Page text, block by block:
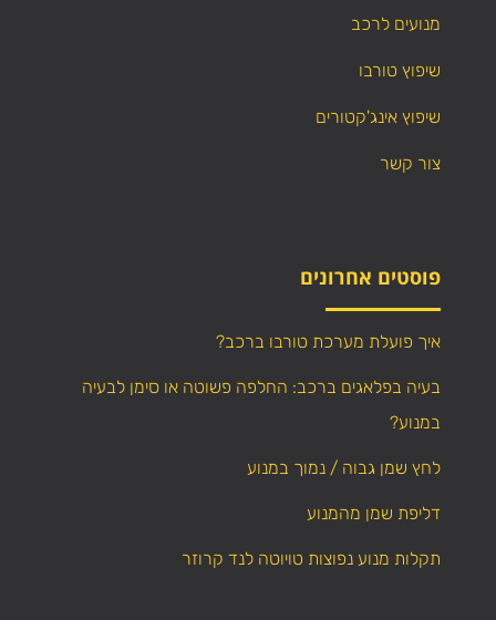
מנועים לרכב
שיפוץ טורבו
שיפוץ אינג'קטורים
צור קשר
פוסטים אחרונים
איך פועלת מערכת טורבו ברכב?
בעיה בפלאגים ברכב: החלפה פשוטה או סימן לבעיה
במנוע?
לחץ שמן גבוה / נמוך במנוע
דליפת שמן מהמנוע
תקלות מנוע נפוצות טויוטה לנד קרוזר